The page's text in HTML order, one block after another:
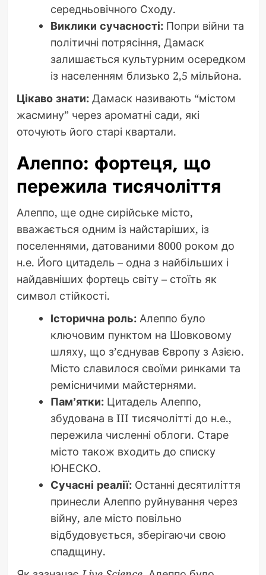
середньовічного Сходу.
Виклики сучасності:Попри війни та
політичні потрясіння, Дамаск
залишається культурним осередком
із населенням близько 2,5 мільйона.
Цікаво знати:Дамаск називають “містом
жасмину” через ароматні сади, які
оточують його старі квартали.
Алеппо: фортеця, що
пережила тисячоліття
Алеппо, ще одне сирійське місто,
вважається одним із найстаріших, із
поселеннями, датованими 8000 роком до
н.е. Його цитадель – одна з найбільших і
найдавніших фортець світу – стоїть як
символ стійкості.
Історична роль:Алеппо було
ключовим пунктом на Шовковому
шляху, що з’єднував Європу з Азією.
Місто славилося своїми ринками та
ремісничими майстернями.
Пам’ятки:Цитадель Алеппо,
збудована в III тисячолітті до н.е.,
пережила численні облоги. Старе
місто також входить до списку
ЮНЕСКО.
Сучасні реалії:Останні десятиліття
принесли Алеппо руйнування через
війну, але місто повільно
відбудовується, зберігаючи свою
спадщину.